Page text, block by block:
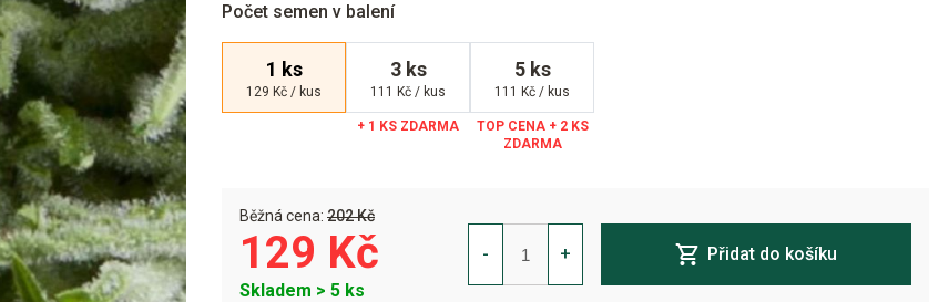
Počet semen v balení
1 ks
129 Kč / kus
3 ks
111 Kč / kus
5 ks
111 Kč / kus
Běžná cena: 202 Kč
129 Kč
Skladem > 5 ks
-
Alpujarrena
Auto
Feminizovaná
množství
+ Přidat do košíku